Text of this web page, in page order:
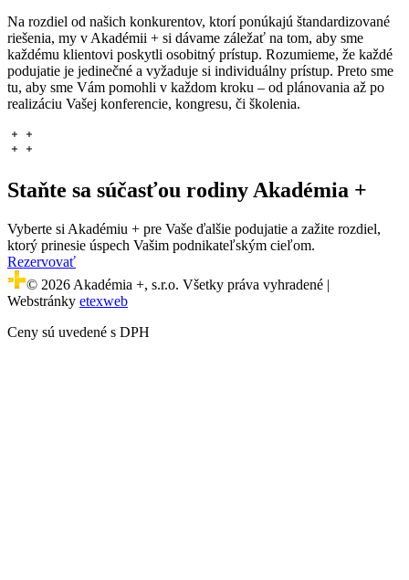
Na rozdiel od našich konkurentov, ktorí ponúkajú štandardizované
riešenia, my v Akadémii + si dávame záležať na tom, aby sme
každému klientovi poskytli osobitný prístup. Rozumieme, že každé
podujatie je jedinečné a vyžaduje si individuálny prístup. Preto sme
tu, aby sme Vám pomohli v každom kroku – od plánovania až po
realizáciu Vašej konferencie, kongresu, či školenia.
Staňte sa súčasťou rodiny Akadémia +
Vyberte si Akadémiu + pre Vaše ďalšie podujatie a zažite rozdiel,
ktorý prinesie úspech Vašim podnikateľským cieľom.
Rezervovať
© 2026 Akadémia +, s.r.o. Všetky práva vyhradené |
Webstránky etexweb
Ceny sú uvedené s DPH